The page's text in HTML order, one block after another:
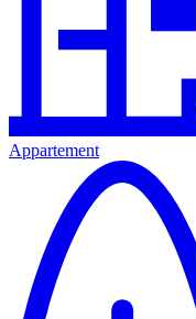
Appartement